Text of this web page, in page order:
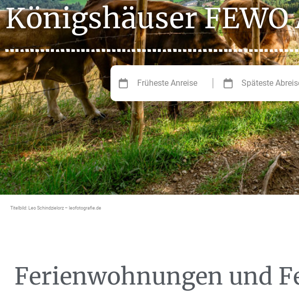
Königshäuser
Früheste Anreise Späteste
Titelbild: Leo Schindzielorz – leofotografie.de
Ferienwohnungen und